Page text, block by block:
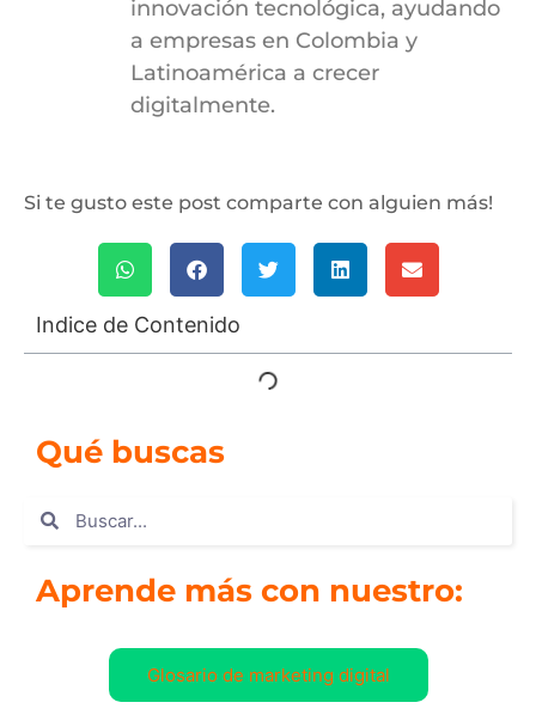
innovación tecnológica, ayudando
a empresas en Colombia y
Latinoamérica a crecer
digitalmente.
Si te gusto este post comparte con alguien más!
Indice de Contenido
Qué buscas
Aprende más con nuestro:
Glosario de marketing digital